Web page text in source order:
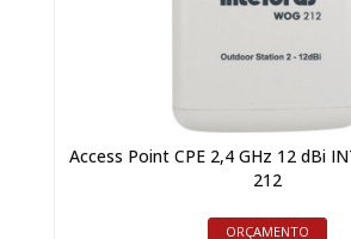
Access Point CPE 2,4 GHz 12 dBi
212
ORÇAMENTO